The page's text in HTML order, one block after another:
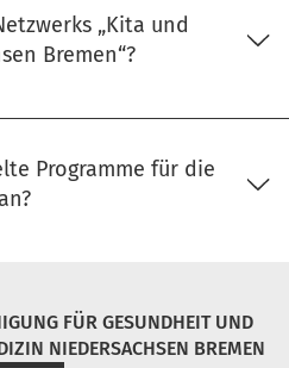
„Kita und
Bremen“?
Programme für die
FÜR GESUNDHEIT UND
NIEDERSACHSEN BREMEN